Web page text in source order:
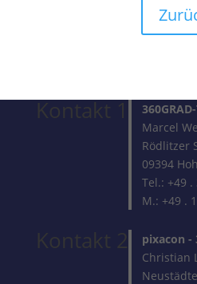
Kontakt 1
Marcel
Rödlitzer
09394
Tel.: +49 .
M.: +49 .
Kontakt 2 pixacon -
Christian